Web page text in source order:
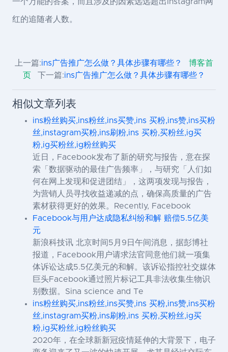
红的追随者人数。
上一篇:ins广告推广怎么做？具体步骤有哪些？
博客首
页
下一篇:ins广告推广怎么做？具体步骤有哪些？
相似文章列表
ins粉丝购买,ins粉丝,ins买赞,ins 买粉,ins赞,ins买粉
丝,instagram买粉,ins刷粉,ins 买粉,买粉丝,ig买
粉,ig买粉丝,ig粉丝购买
近日，Facebook发布了新的研究与报告，意在探
索「数据驱动的最佳广告频率」，与研究「人们如
何在网上发现和促进团结」，这两项发现与报告，
为营销人员寻找收益递减的点，确保高质量的广告
素材获得更好的效果。Recently, Facebook
Facebook与用户达成隐私纠纷和解 赔偿5.5亿美
元
新浪科技讯 北京时间5月9日午间消息，据彭博社
报道，Facebook用户请求法官同意他们就一项集
体诉讼达成5.5亿美元的和解。该诉讼指控社交媒体
巨头Facebook通过照片标记工具非法收集生物识
别数据。Sina science and Te
ins粉丝购买,ins粉丝,ins买赞,ins 买粉,ins赞,ins买粉
丝,instagram买粉,ins刷粉,ins 买粉,买粉丝,ig买
粉,ig买粉丝,ig粉丝购买
2020年，在全球新新冠疫情延伸的大背景下，电子